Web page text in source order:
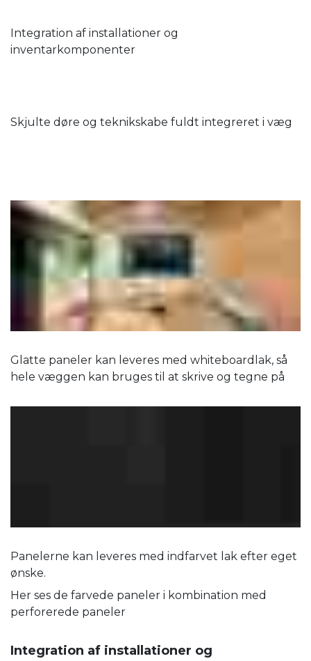
Integration af installationer og
inventarkomponenter
Skjulte døre og teknikskabe fuldt integreret i væg
Glatte paneler kan leveres med whiteboardlak, så
hele væggen kan bruges til at skrive og tegne på
Panelerne kan leveres med indfarvet lak efter eget
ønske.
Her ses de farvede paneler i kombination med
perforerede paneler
Integration af installationer og